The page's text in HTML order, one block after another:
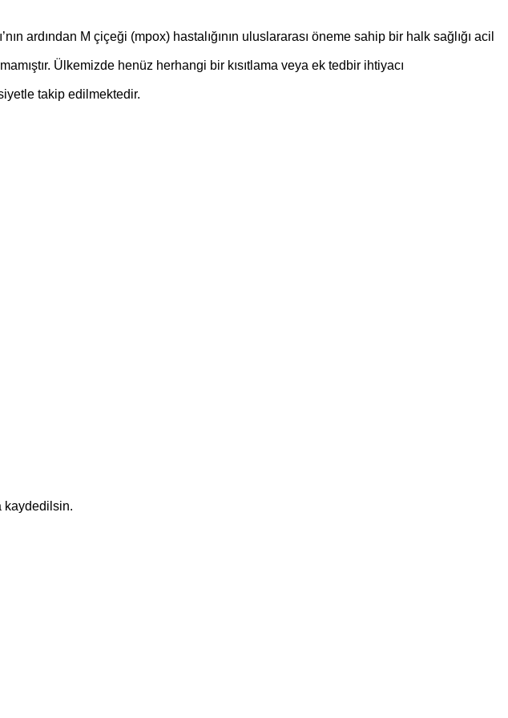
ardından M çiçeği (mpox) hastalığının uluslararası öneme sahip bir halk sağlığı acil
Ülkemizde henüz herhangi bir kısıtlama veya ek tedbir ihtiyacı
takip edilmektedir.
kaydedilsin.